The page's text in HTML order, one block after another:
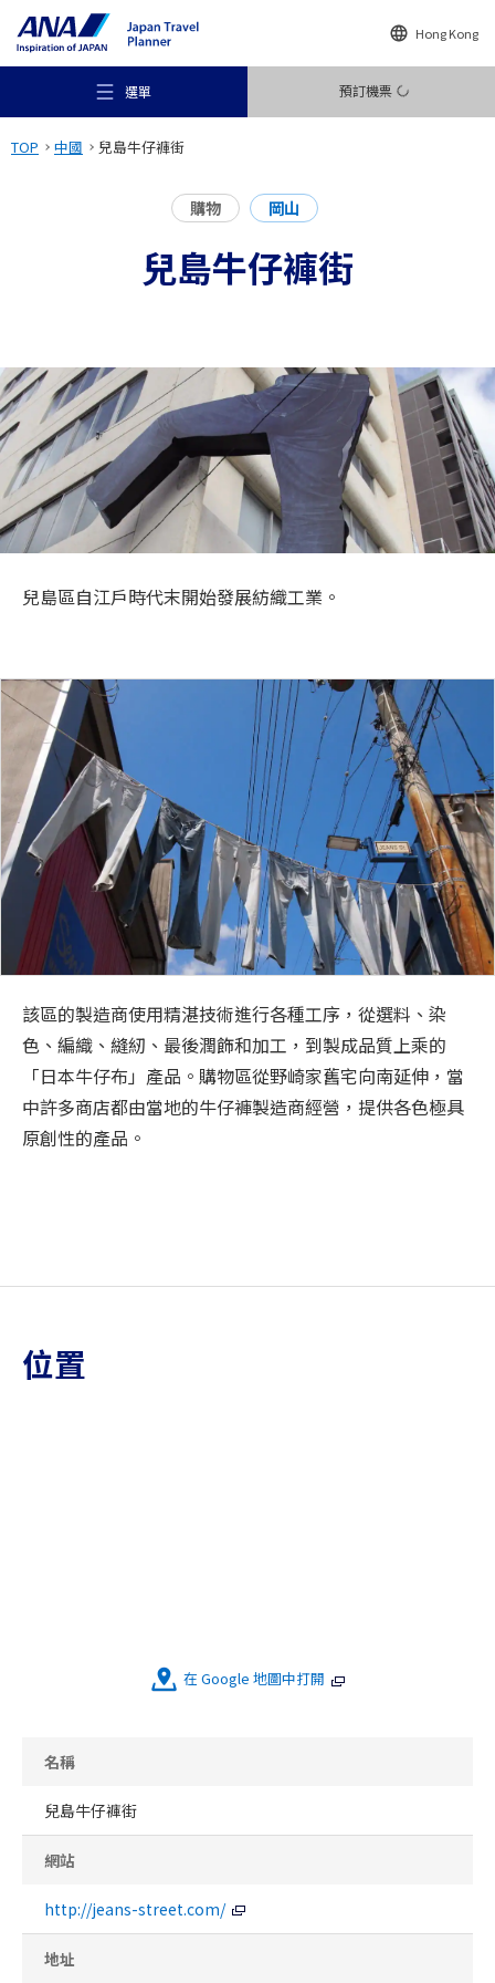
Hong Kong
選單 預訂機票
目的地
旅遊資訊
TOP 中國 兒島牛仔褲街
購物 岡山
兒島牛仔褲街
兒島區自江戶時代末開始發展紡織工業。
該區的製造商使用精湛技術進行各種工序，從選料、染
色、編織、縫紉、最後潤飾和加工，到製成品質上乘的
「日本牛仔布」產品。購物區從野崎家舊宅向南延伸，當
中許多商店都由當地的牛仔褲製造商經營，提供各色極具
原創性的產品。
位置
在 Google 地圖中打開
名稱
兒島牛仔褲街
網站
http://jeans-street.com/
地址